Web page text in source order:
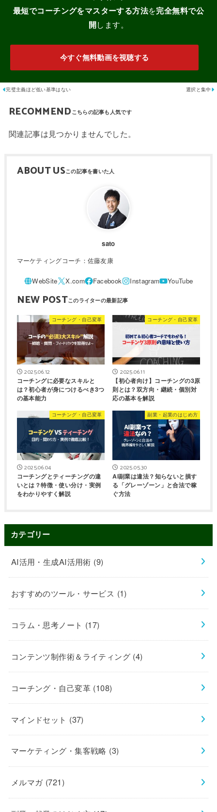
最短でコーチングをマスターする方法を完全無料で公
開します。
今すぐ無料動画を視聴する
完璧主義ほど低い基準はない 選択と集中
RECOMMEND
関連記事は見つかりませんでした。
ABOUT US
sato
マーケティングコーチ：佐藤友康
NEW POST
コーチング・自己変革
2025.06.12
コーチングに必要なスキルと
は？初心者が身につけるべき3つ
の基本能力
コーチング・自己変革
2025.06.11
【初心者向け】コーチングの3原
則とは？双方向・継続・個別対
応の基本を解説
コーチング・自己変革
2025.06.04
コーチングとティーチングの違
いとは？特徴・使い分け・実例
をわかりやすく解説
副業・起業のはじめ方
2025.05.30
AI副業は違法？知らないと損す
る「グレーゾーン」と合法で稼
ぐ方法
カテゴリー
AI活用・生成AI活用術 (9)
おすすめのツール・サービス (1)
コラム・思考ノート (17)
コンテンツ制作術＆ライティング (4)
コーチング・自己変革 (108)
マインドセット (37)
マーケティング・集客戦略 (3)
メルマガ (721)